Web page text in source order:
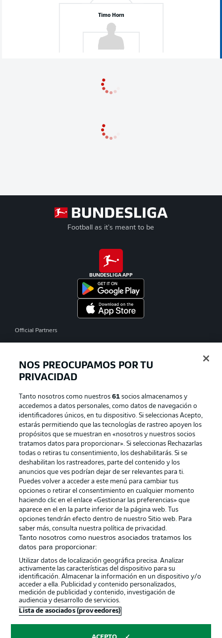
Timo Horn
Football as it's meant to be
BUNDESLIGA APP
Official Partners
Publicidad Aviso legal
Gestionar las preferencias Declaracion de privacidad
Canales Trabajos
Jugadores Condiciones de uso
Sello Editorial Contacto
© 2026 Bundesliga-Gruppe GmbH
Elegir idioma
NOS PREOCUPAMOS POR TU
PRIVACIDAD
Tanto nosotros como nuestros61 socios almacenamos y
accedemos a datos personales, como datos de navegación o
identificadores únicos, en tu dispositivo. Si seleccionas Acepto,
estarás permitiendo que las tecnologías de rastreo apoyen los
propósitos que se muestran en «nosotros y nuestros socios
tratamos datos para proporcionar». Si seleccionas Rechazarlas
todas o retiras tu consentimiento, los deshabilitarás. Si se
deshabilitan los rastreadores, parte del contenido y los
anuncios que ves podrían dejar de ser relevantes para ti.
Puedes volver a acceder a este menú para cambiar tus
opciones o retirar el consentimiento en cualquier momento
haciendo clic en el enlace «Gestionar las preferencias» que
aparece en el en la parte inferior de la página web. Tus
opciones tendrán efecto dentro de nuestro Sitio web. Para
saber más, consulta nuestra política de privacidad.
Tanto nosotros como nuestros asociados tratamos los
datos para proporcionar:
Utilizar datos de localización geográfica precisa. Analizar
activamente las características del dispositivo para su
identificación. Almacenar la información en un dispositivo y/o
acceder a ella. Publicidad y contenido personalizados,
medición de publicidad y contenido, investigación de
audiencia y desarrollo de servicios.
Lista de asociados (proveedores)